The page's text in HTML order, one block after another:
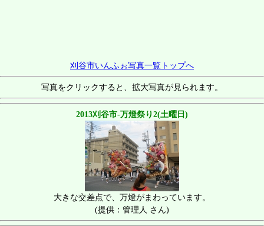
刈谷市いんふぉ写真一覧トップへ
写真をクリックすると、拡大写真が見られます。
2013刈谷市-万燈祭り2(土曜日)
大きな交差点で、万燈がまわっています。
(提供：管理人 さん)